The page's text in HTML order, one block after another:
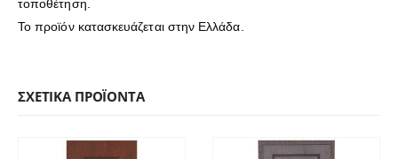
τοποθέτηση.
Το προϊόν κατασκευάζεται στην Ελλάδα.
ΣΧΕΤΙΚΆ ΠΡΟΪΌΝΤΑ